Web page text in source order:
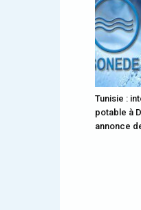
Tunisie :
potable à
annonce